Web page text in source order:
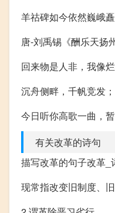
羊祜碑如今依然巍峨
唐-刘禹锡《酬乐天扬
回来物是人非，我像
沉舟侧畔，千帆竞发
今日听你高歌一曲，
有关改革的诗句
描写改革的句子改革_
现常指改变旧制度、旧